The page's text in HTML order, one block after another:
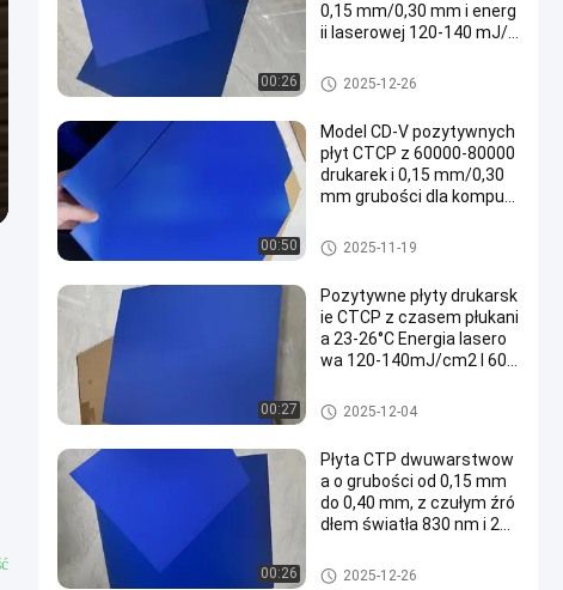
00:26
0,15 mm/0,30 mm i energ
ii laserowej 120-140 mJ/c
arek
Płyty drukarskie CTCP
2025-12-26
00:50
Model CD-V pozytywnych
płyt CTCP z 60000-80000
drukarek i 0,15 mm/0,30
mm grubości dla komput
Płyty drukarskie CTCP
2025-11-19
00:27
Pozytywne płyty drukarsk
ie CTCP z czasem płukani
a 23-26°C Energia lasero
wa 120-140mJ/cm2 I 600
Płyty drukarskie CTCP
2025-12-04
00:26
Płyta CTP dwuwarstwow
a o grubości od 0,15 mm
do 0,40 mm, z czułym źró
dłem światła 830 nm i 24-
Dwuwarstwowa płyta CTP
2025-12-26